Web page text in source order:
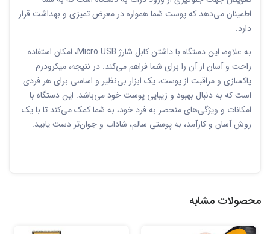
اطمینان می‌دهد که پوست شما همواره در معرض تمیزی و بهداشت قرار
دارد.
به علاوه، این دستگاه با داشتن کابل شارژ Micro USB، امکان استفاده
راحت و آسان از آن را برای شما فراهم می‌کند. در نتیجه، میکرودرم
پاکسازی و مراقبت از پوست، یک ابزار بی‌نظیر و اساسی برای هر فردی
است که به دنبال بهبود و زیبایی پوست خود می‌باشد. این دستگاه با
امکانات و ویژگی‌های منحصر به فرد خود، به شما کمک می‌کند تا با یک
روش آسان و کارآمد، به پوستی سالم، شاداب و جوان‌تر دست یابید.
محصولات مشابه